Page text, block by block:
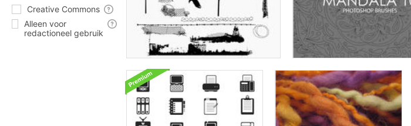
Creative Commons
Alleen voor
redactioneel gebruik